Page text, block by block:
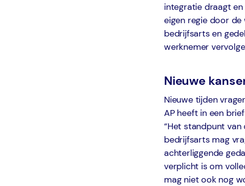
integratie draagt
eigen regie door
bedrijfsarts en
werknemer
Nieuwe
Nieuwe tijden
AP heeft in een
“Het standpunt
bedrijfsarts mag
achterliggende
verplicht is om
mag niet ook nog